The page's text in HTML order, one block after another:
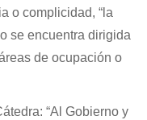
o complicidad, “la
se encuentra dirigida
de ocupación o
“Al Gobierno y